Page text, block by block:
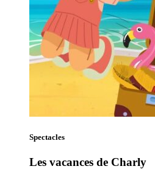
Spectacles
Les vacances de Charly